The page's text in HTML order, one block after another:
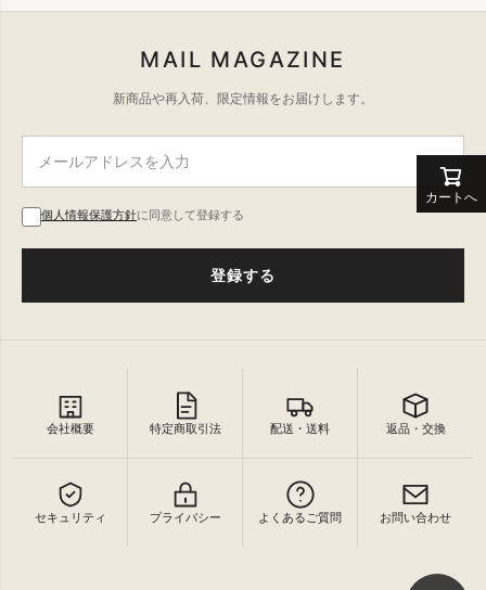
カートへ
MAIL MAGAZINE
新商品や再入荷、限定情報をお届けします。
個人情報保護方針に同意して登録する
登録する
会社概要 特定商取引法 配送・送料 返品・交換
セキュリティ プライバシー よくあるご質問 お問い合わせ